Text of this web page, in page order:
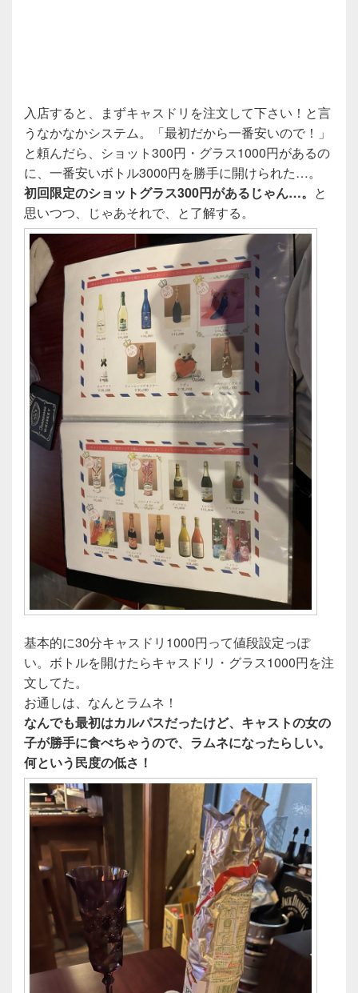
入店すると、まずキャスドリを注文して下さい！と言
うなかなかシステム。「最初だから一番安いので！」
と頼んだら、ショット300円・グラス1000円があるの
に、一番安いボトル3000円を勝手に開けられた…。
初回限定のショットグラス300円があるじゃん…。 と
思いつつ、じゃあそれで、と了解する。
基本的に30分キャスドリ1000円って値段設定っぽ
い。ボトルを開けたらキャスドリ・グラス1000円を注
文してた。
お通しは、なんとラムネ！
なんでも最初はカルパスだったけど、キャストの女の
子が勝手に食べちゃうので、ラムネになったらしい。
何という民度の低さ！